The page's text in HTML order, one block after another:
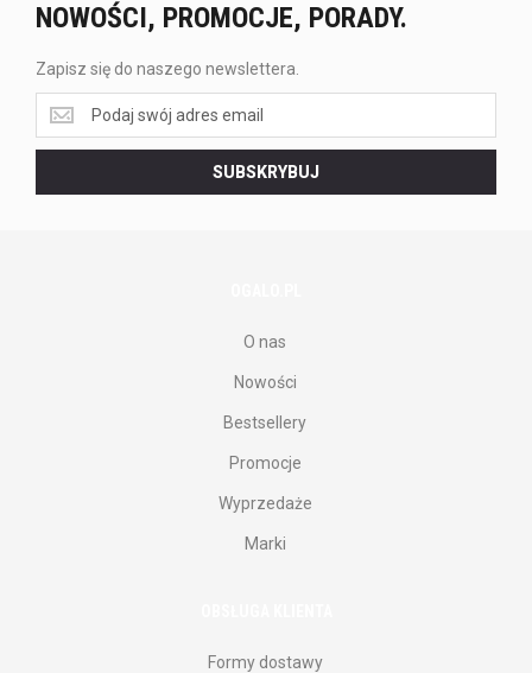
NOWOŚCI, PROMOCJE, PORADY.
Zapisz się do naszego newslettera.
Zapisz
się
do
newslettera.
SUBSKRYBUJ
O nas
Nowości
Bestsellery
Promocje
Wyprzedaże
Marki
Formy dostawy